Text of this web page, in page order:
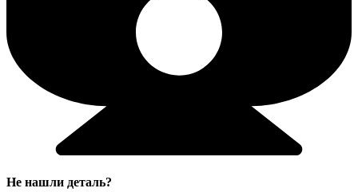
Не нашли деталь?